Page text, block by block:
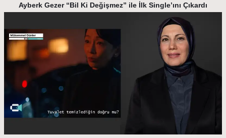
Ayberk Gezer “Bil Ki Değişmez” ile İlk Single’ını Çıkardı